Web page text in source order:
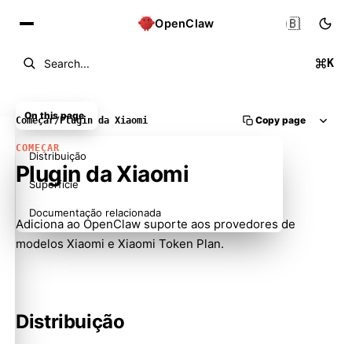
OpenClaw
Search... K
🇧🇷
Começar/Plugin da Xiaomi Copy page
COMEÇAR
Plugin da Xiaomi
Adiciona ao OpenClaw suporte aos provedores de
modelos Xiaomi e Xiaomi Token Plan.
Distribuição
On this page
Distribuição
Superfície
Documentação relacionada